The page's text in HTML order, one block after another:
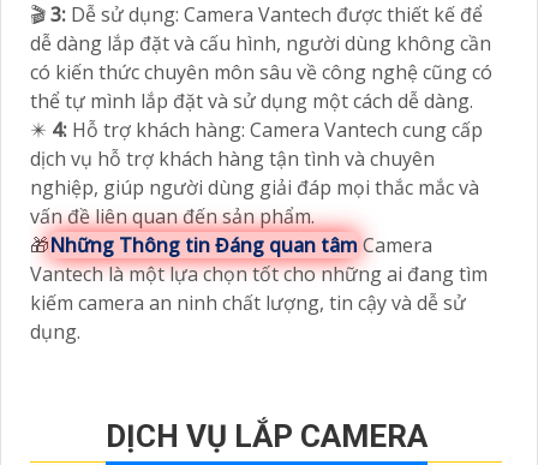
🎬3: Dễ sử dụng: Camera Vantech được thiết kế để
dễ dàng lắp đặt và cấu hình, người dùng không cần
có kiến thức chuyên môn sâu về công nghệ cũng có
thể tự mình lắp đặt và sử dụng một cách dễ dàng.
✴️ 4: Hỗ trợ khách hàng: Camera Vantech cung cấp
dịch vụ hỗ trợ khách hàng tận tình và chuyên
nghiệp, giúp người dùng giải đáp mọi thắc mắc và
vấn đề liên quan đến sản phẩm.
🎁Những Thông tin Đáng quan tâm Camera
Vantech là một lựa chọn tốt cho những ai đang tìm
kiếm camera an ninh chất lượng, tin cậy và dễ sử
dụng.
DỊCH VỤ LẮP CAMERA